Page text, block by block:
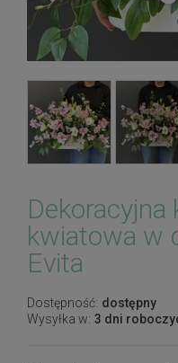
Dekoracyjna
kwiatowa w
Evita
Dostępność: dostępny
Wysyłka w: 3 dni